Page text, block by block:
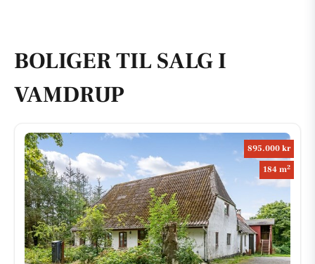
BOLIGER TIL SALG I
VAMDRUP
895.000 kr
184 m2